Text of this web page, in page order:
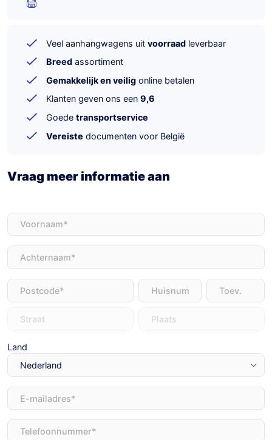
Veel aanhangwagens uit voorraad leverbaar
Breed assortiment
Gemakkelijk en veilig online betalen
Klanten geven ons een 9,6
Goede transportservice
Vereiste documenten voor België
Vraag meer informatie aan
Voornaam (Vereist)
Achternaam
Adres
Land
E-
mailadres(Vereist)
Telefoon